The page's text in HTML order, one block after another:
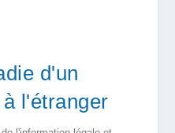
d'un
l'étranger